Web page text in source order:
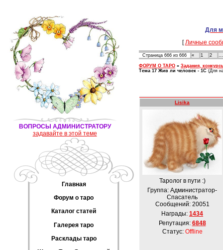
ВОПРОСЫ АДМИНИСТРАТОРУ
задавайте в этой теме
Главная
Форум о таро
Каталог статей
Галерея таро
Расклады таро
Для
[ Личные
Страница 666 из 666 « 1 2 …
ФОРУМ О ТАРО » Задания,
Тема 17 Жив ли человек - 1С (Для
Lisika
Таролог в пути :)
Группа: Администратор-
Спасатель
Сообщений: 20051
Награды: 1434
Репутация: 6848
Статус: Offline